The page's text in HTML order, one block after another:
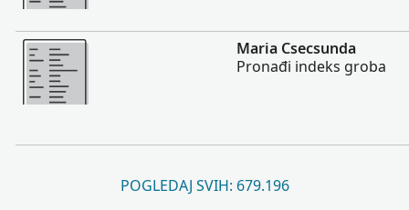
Više
Maria Csecsunda
Pronađi indeks groba
POGLEDAJ SVIH: 679.196